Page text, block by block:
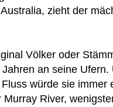
zieht der
Völker oder
an seine Ufern.
würde sie immer
Murray River,